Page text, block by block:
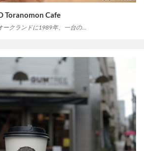
Toranomon Cafe
ークランドに1989年、一台の…